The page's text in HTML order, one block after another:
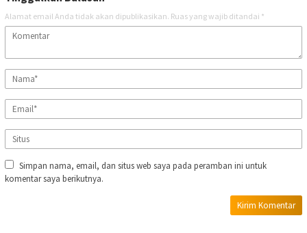
Alamat email Anda tidak akan dipublikasikan. Ruas yang wajib ditandai *
Simpan nama, email, dan situs web saya pada peramban ini untuk
komentar saya berikutnya.